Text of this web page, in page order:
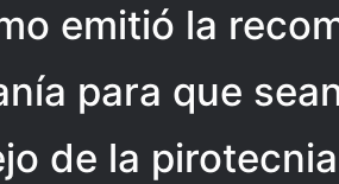
emitió la
para que
de la